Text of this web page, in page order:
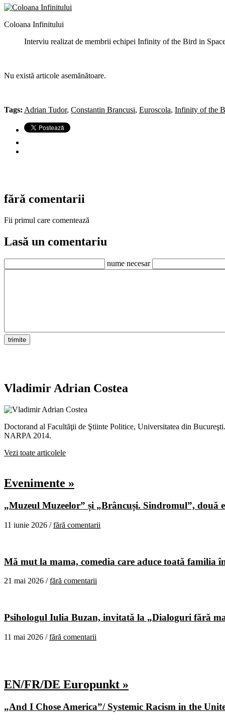
Coloana Infinitului
Interviu realizat de membrii echipei Infinity of the Bird in
Nu există articole asemănătoare.
Tags: Adrian Tudor, Constantin Brancusi, Euroscola, Infinity of the
fără comentarii
Fii primul care comentează
Lasă un comentariu
nume necesar
Vladimir Adrian Costea
Doctorand al Facultăţii de Ştiinte Politice, Universitatea din
NARPA 2014.
Vezi toate articolele
Evenimente »
„Muzeul Muzeelor” și „Brâncuși. Sindromul”,
11 iunie 2026 /fără comentarii
Mă mut la mama, comedia care aduce toată familia
21 mai 2026 /fără comentarii
Psihologul Iulia Buzan, invitată la „Dialoguri fără
11 mai 2026 /fără comentarii
EN/FR/DE Europunkt »
„And I Chose America”/ Systemic Racism in the